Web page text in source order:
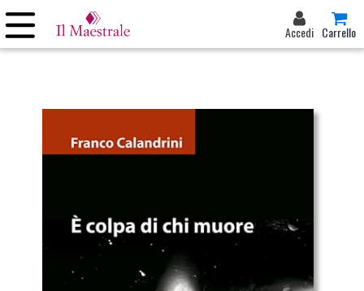
Accedi Carrello